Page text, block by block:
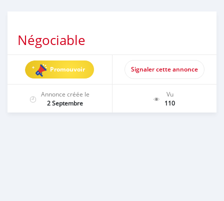
Négociable
Promouvoir Signaler cette annonce
Annonce créée le
2 Septembre
Vu
110